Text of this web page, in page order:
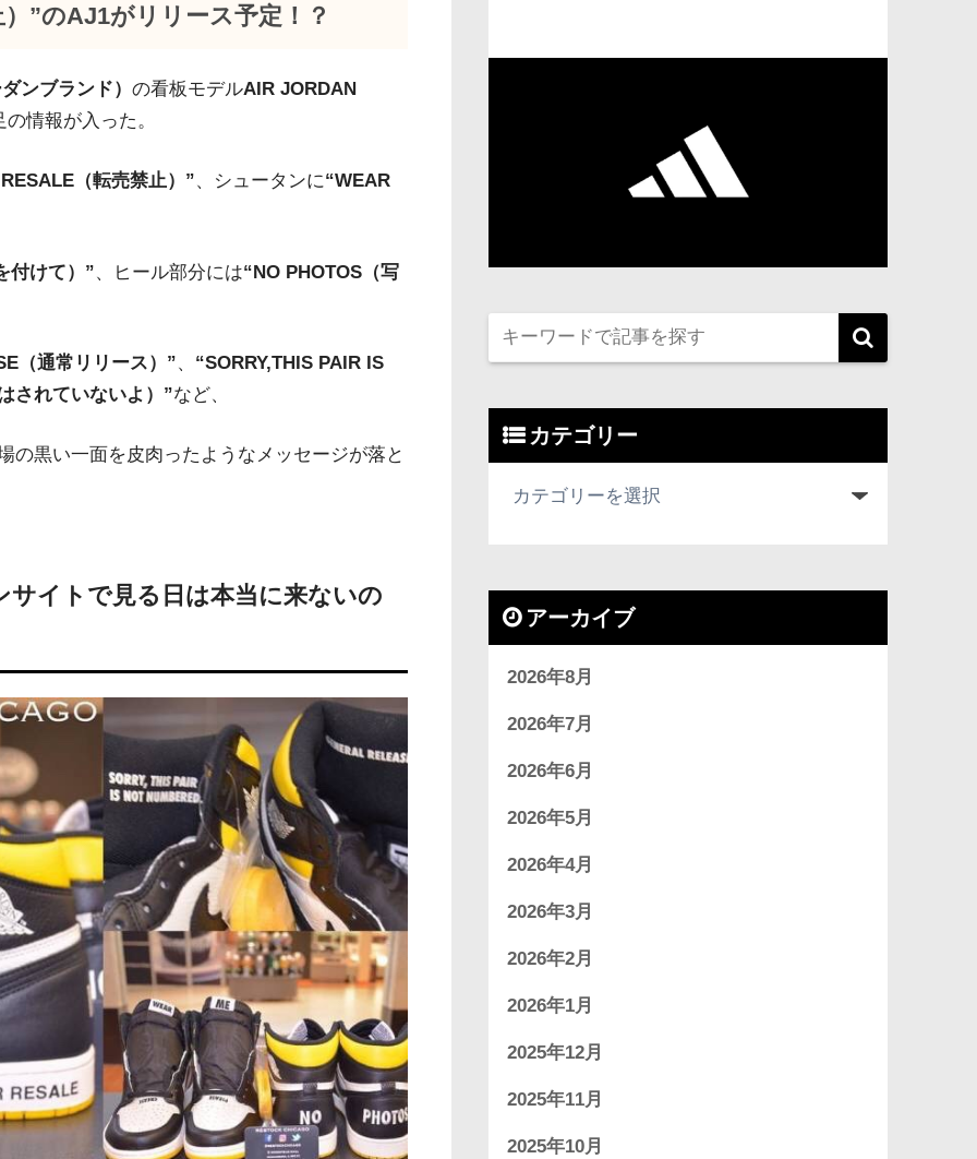
”のAJ1がリリース予定！？
ンブランド） の看板モデルAIR JORDAN
情報が入った。
（転売禁止）”、シュータンに“WEAR
付けて）”、ヒール部分には“NO PHOTOS（写
（通常リリース）”、 “SORRY,THIS PAIR IS
されていないよ）”など、
の黒い一面を皮肉ったようなメッセージが落と
イトで見る日は本当に来ないの
カテゴリー
アーカイブ
2026年8月
2026年7月
2026年6月
2026年5月
2026年4月
2026年3月
2026年2月
2026年1月
2025年12月
2025年11月
2025年10月